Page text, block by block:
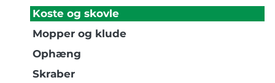
Koste og skovle
Mopper og klude
Ophæng
Skraber